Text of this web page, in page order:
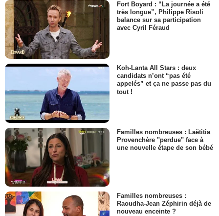
Fort Boyard : “La journée a été
très longue”, Philippe Risoli
balance sur sa participation
avec Cyril Féraud
Koh-Lanta All Stars : deux
candidats n’ont “pas été
appelés” et ça ne passe pas du
tout !
Familles nombreuses : Laëtitia
Provenchère "perdue" face à
une nouvelle étape de son bébé
Familles nombreuses :
Raoudha-Jean Zéphirin déjà de
nouveau enceinte ?